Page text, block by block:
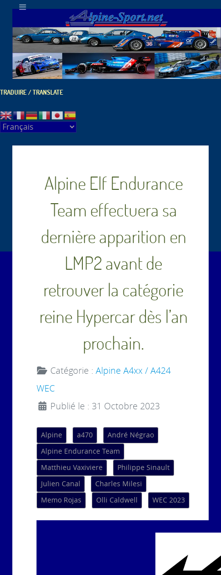
TRADUIRE / TRANSLATE
Alpine Elf Endurance
Team effectuera sa
dernière apparition en
LMP2 avant de
retrouver la catégorie
reine Hypercar dès l’an
prochain.
Catégorie : Alpine A4xx / A424
WEC
Publié le : 31 Octobre 2023
Alpine a470
André Négrao
Alpine Endurance Team
Matthieu Vaxiviere
Philippe Sinault
Julien Canal
Charles Milesi
Memo Rojas
Olli Caldwell WEC 2023